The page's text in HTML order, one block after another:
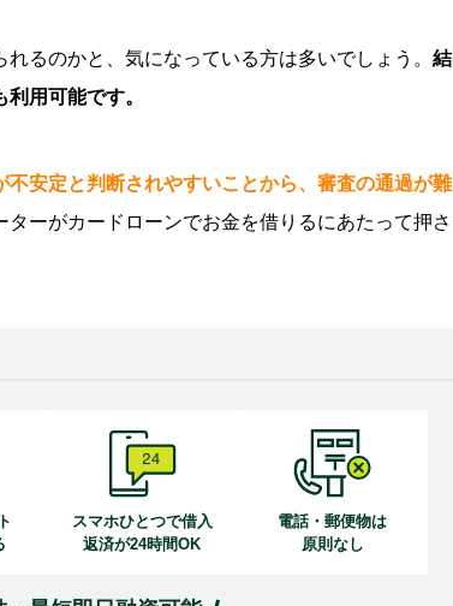
るのかと、気になっている方は多いでしょう。 結
用可能です。
安定と判断されやすいことから、審査の通過が難
ターがカードローンでお金を借りるにあたって押さ
スマホひとつで借入
返済が24時間OK
電話・郵便物は
原則なし